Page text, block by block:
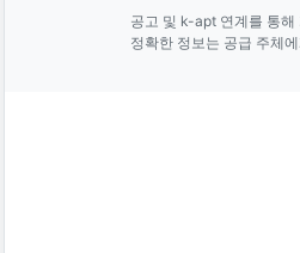
공고 및 k-apt 연계를 통해
정확한 정보는 공급 주체